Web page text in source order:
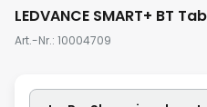
der
Bildgalerie
LEDVANCE SMART+ BT
Art.-Nr. 10004709